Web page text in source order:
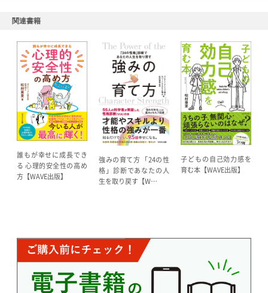
関連書籍
誰もが幸せに成長でき
る 心理的安全性の高め
方【WAVE出版】
強みの育て方 「24の性
格」診断であなたの人
生を取り戻す【W…
子どもの自己効力感を
育む本【WAVE出版】